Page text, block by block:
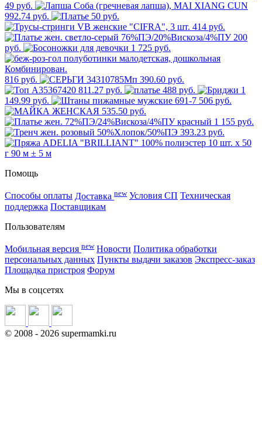
49 руб.
992.74 руб.
50 руб.
414 руб.
200
руб.
1 725 руб.
816 руб.
390.60 руб.
811.27 руб.
488 руб.
1
149.99 руб.
506 руб.
535.50 руб.
1 155 руб.
393.23 руб.
Помощь
Способы оплаты Доставка new Условия СП Техническая
поддержка Поставщикам
Пользователям
Мобильная версия new Новости Политика обработки
персональных данных Пункты выдачи заказов Экспресс-заказ
Площадка пристроя Форум
Мы в соцсетях
© 2008 - 2026 supermamki.ru